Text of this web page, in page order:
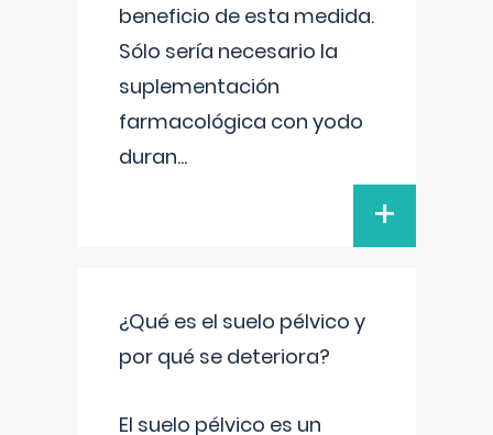
beneficio de esta medida.
Sólo sería necesario la
suplementación
farmacológica con yodo
duran...
+
¿Qué es el suelo pélvico y
por qué se deteriora?
El suelo pélvico es un